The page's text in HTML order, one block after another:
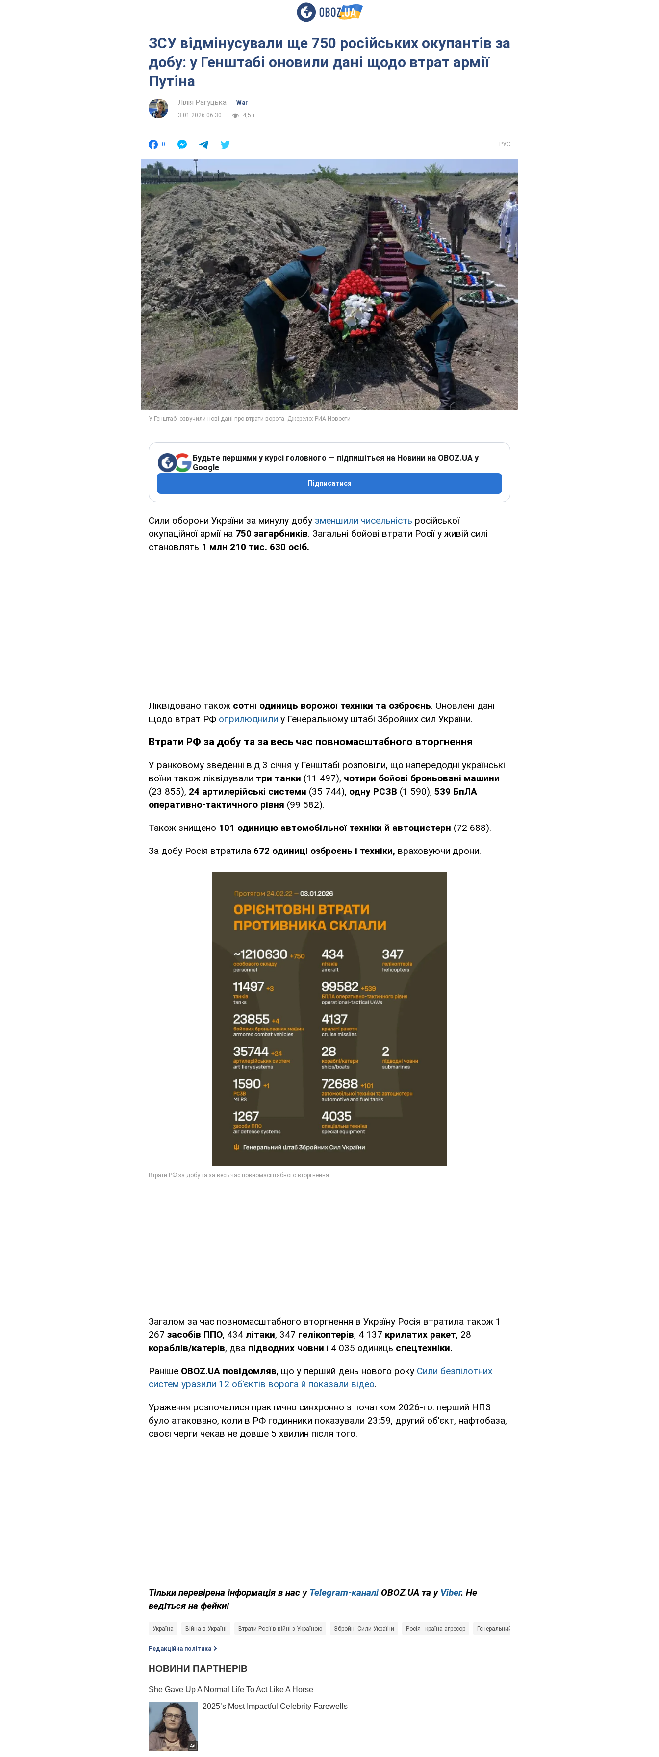
ЗСУ відмінусували ще 750 російських окупантів за
добу: у Генштабі оновили дані щодо втрат армії
Путіна
Лілія Рагуцька
War
3.01.2026 06:30
4,5 т.
0 РУС
Будьте першими у курсі головного — підпишіться на Новини на OBOZ.UA у
Google
Підписатися
Сили оборони України за минулу добу зменшили чисельність російської
окупаційної армії на 750 загарбників. Загальні бойові втрати Росії у живій силі
становлять 1 млн 210 тис. 630 осіб.
Ліквідовано також сотні одиниць ворожої техніки та озброєнь. Оновлені дані
щодо втрат РФ оприлюднили у Генеральному штабі Збройних сил України.
Втрати РФ за добу та за весь час повномасштабного вторгнення
У ранковому зведенні від 3 січня у Генштабі розповіли, що напередодні українські
воїни також ліквідували три танки (11 497), чотири бойові броньовані машини
(23 855), 24 артилерійські системи (35 744), одну РСЗВ (1 590), 539 БпЛА
оперативно-тактичного рівня (99 582).
Також знищено 101 одиницю автомобільної техніки й автоцистерн (72 688).
За добу Росія втратила 672 одиниці озброєнь і техніки, враховуючи дрони.
Загалом за час повномасштабного вторгнення в Україну Росія втратила також 1
267 засобів ППО, 434 літаки, 347 гелікоптерів, 4 137 крилатих ракет, 28
кораблів/катерів, два підводних човни і 4 035 одиниць спецтехніки.
Раніше OBOZ.UA повідомляв, що у перший день нового року Сили безпілотних
систем уразили 12 об’єктів ворога й показали відео.
Ураження розпочалися практично синхронно з початком 2026-го: перший НПЗ
було атаковано, коли в РФ годинники показували 23:59, другий об'єкт, нафтобаза,
своєї черги чекав не довше 5 хвилин після того.
Тільки перевірена інформація в нас у Telegram-каналі OBOZ.UA та у Viber. Не
ведіться на фейки!
Україна Війна в Україні Втрати Росії в війні з Україною Збройні Сили України Росія - країна-агресор Генеральний штаб ЗСУ
Редакційна політика